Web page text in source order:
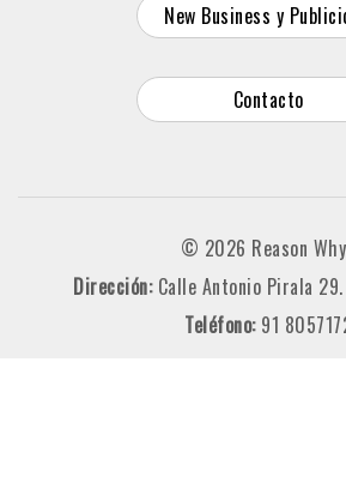
New Business y
Contacto
© 2026 Reason Why
Dirección: Calle Antonio Pirala
Teléfono: 91